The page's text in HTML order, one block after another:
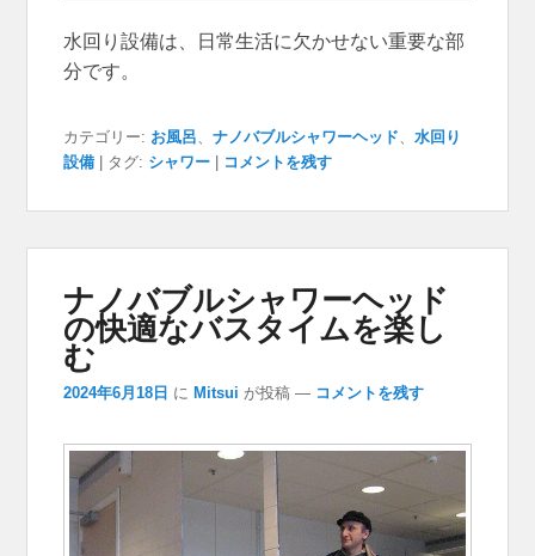
水回り設備は、日常生活に欠かせない重要な部
分です。
カテゴリー: お風呂、ナノバブルシャワーヘッド、水回り
設備
タグ: シャワー コメントを残す
ナノバブルシャワーヘッド
の快適なバスタイムを楽し
む
2024年6月18日 に Mitsui が投稿 — コメントを残す